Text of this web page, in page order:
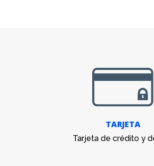
TARJETA
Tarjeta de crédito y